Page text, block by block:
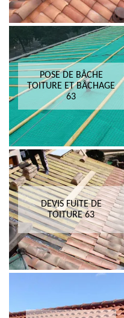
POSE DE BÂCHE
TOITURE ET BÂCHAGE
63
DEVIS FUITE DE
TOITURE 63